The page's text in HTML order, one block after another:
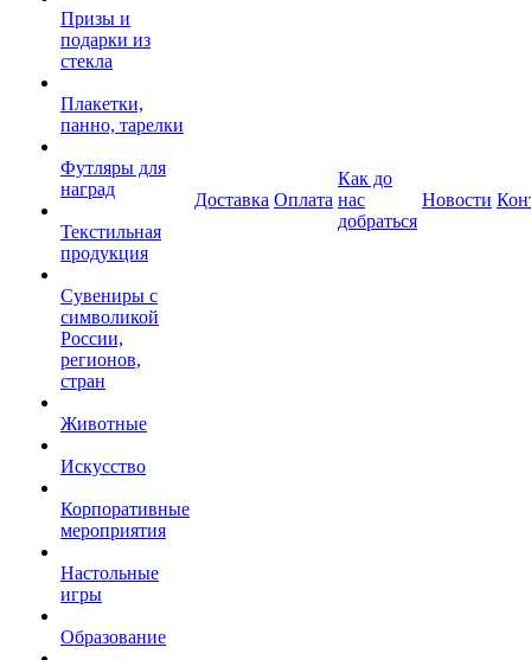
Призы и
подарки из
стекла
Плакетки,
панно, тарелки
Футляры для
наград
Текстильная
продукция
Сувениры с
символикой
России,
регионов,
стран
Животные
Искусство
Корпоративные
мероприятия
Настольные
игры
Образование
Доставка Оплата
Как до
нас
добраться
Новости